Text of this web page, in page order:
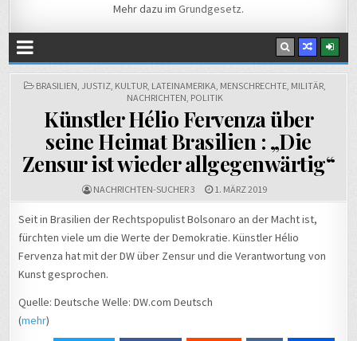
Mehr dazu im Grundgesetz.
POSTED
BRASILIEN, JUSTIZ, KULTUR, LATEINAMERIKA, MENSCHRECHTE, MILITÄR,
NACHRICHTEN, POLITIK
Künstler Hélio Fervenza über
seine Heimat Brasilien : „Die
Zensur ist wieder allgegenwärtig“
NACHRICHTEN-SUCHER 3 1. MÄRZ 2019
Seit in Brasilien der Rechtspopulist Bolsonaro an der Macht ist,
fürchten viele um die Werte der Demokratie. Künstler Hélio
Fervenza hat mit der DW über Zensur und die Verantwortung von
Kunst gesprochen.
Quelle: Deutsche Welle: DW.com Deutsch
(mehr)